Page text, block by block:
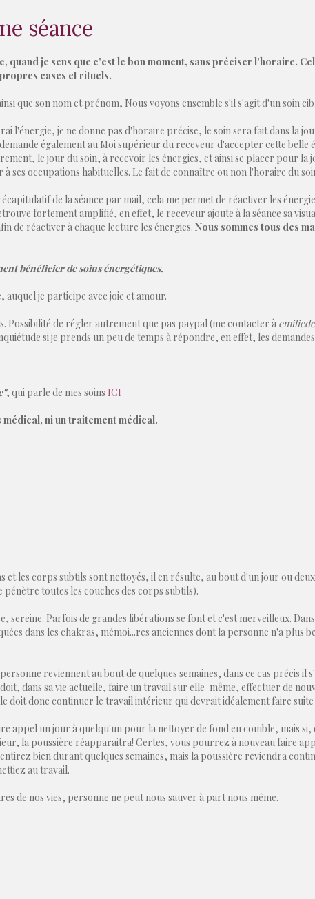
séance
quand je sens que c'est le bon moment, sans préciser l'horaire.
cases et rituels.
que son nom et prénom, Nous voyons ensemble s'il s'agit d'un soin
l'énergie, je ne donne pas d'horaire précise, le soin sera fait dans la
également au Moi supérieur du receveur d'accepter cette belle
le jour du soin, à recevoir les énergies, et ainsi se placer pour la
ses occupations habituelles. Le fait de connaître ou non l'horaire du
de la séance par mail, cela me permet de réactiver les
fortement amplifié, en effet, le receveur ajoute à la séance sa
de réactiver à chaque lecture les énergies. Nous sommes tous des
bénéficier de soins énergétiques.
auquel je participe avec joie et amour.
Possibilité de régler autrement que pas paypal (me contacter à
si je prends un peu de temps à répondre, en effet, les
, qui parle de mes soins ICI
médical, ni un traitement médical.
et les corps subtils sont nettoyés, il en résulte, au bout d'un jour ou
toutes les couches des corps subtils).
sereine. Parfois de grandes libérations se font et c'est merveilleux.
dans les chakras, mémoi...res anciennes dont la personne n'a plus
reviennent au bout de quelques semaines, dans ce cas précis il
dans sa vie actuelle, faire un travail sur elle-même, effectuer de
doit donc continuer le travail intérieur qui devrait idéalement faire suite
appel un jour à quelqu'un pour la nettoyer de fond en comble, mais si,
la poussière réapparaitra! Certes, vous pourrez à nouveau faire
bien durant quelques semaines, mais la poussière reviendra
au travail.
de nos vies, personne ne peut nous sauver à part nous même.